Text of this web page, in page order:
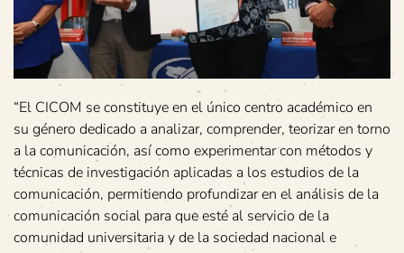
“El CICOM se constituye en el único centro académico en
su género dedicado a analizar, comprender, teorizar en torno
a la comunicación, así como experimentar con métodos y
técnicas de investigación aplicadas a los estudios de la
comunicación, permitiendo profundizar en el análisis de la
comunicación social para que esté al servicio de la
comunidad universitaria y de la sociedad nacional e